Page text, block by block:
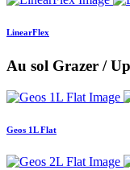
LinearFlex
Au sol Grazer /
Geos 1L Flat